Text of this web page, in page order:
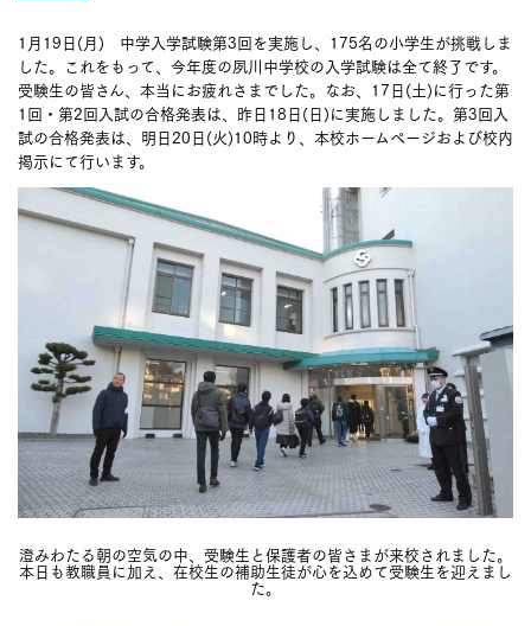
1月19日(月) 中学入学試験第3回を実施し、175名の小学生が挑戦しま
した。これをもって、今年度の夙川中学校の入学試験は全て終了です。
受験生の皆さん、本当にお疲れさまでした。なお、17日(土)に行った第
1回・第2回入試の合格発表は、昨日18日(日)に実施しました。第3回入
試の合格発表は、明日20日(火)10時より、本校ホームページおよび校内
掲示にて行います。
澄みわたる朝の空気の中、受験生と保護者の皆さまが来校されました。
本日も教職員に加え、在校生の補助生徒が心を込めて受験生を迎えまし
た。